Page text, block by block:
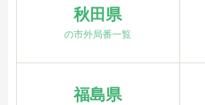
秋田県
の市外局番一覧
福島県